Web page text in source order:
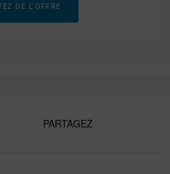
DE L'OFFRE
PARTAGEZ